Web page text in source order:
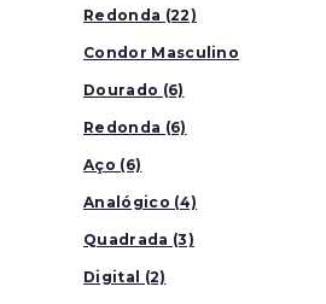
Redonda (22)
Condor Masculino
(7)
Dourado (6)
Redonda (6)
Aço (6)
Analógico (4)
Quadrada (3)
Digital (2)